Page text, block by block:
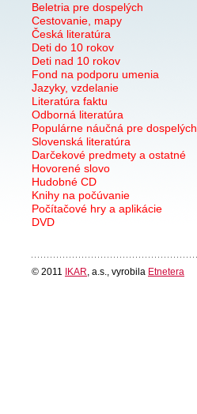
Beletria pre dospelých
Cestovanie, mapy
Česká literatúra
Deti do 10 rokov
Deti nad 10 rokov
Fond na podporu umenia
Jazyky, vzdelanie
Literatúra faktu
Odborná literatúra
Populárne náučná pre dospelých
Slovenská literatúra
Darčekové predmety a ostatné
Hovorené slovo
Hudobné CD
Knihy na počúvanie
Počítačové hry a aplikácie
DVD
© 2011 IKAR , a.s., vyrobila Etnetera